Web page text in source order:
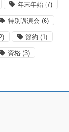
年末年始 (7)
特別講演会 (6)
節約 (1)
資格 (3)